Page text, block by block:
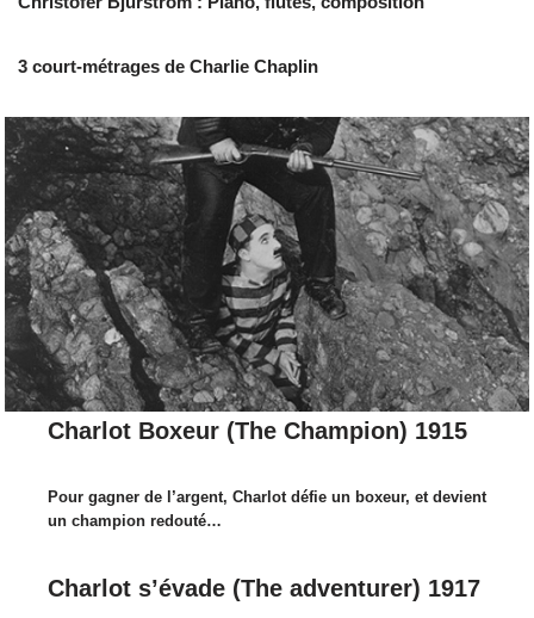
3 court-métrages de Charlie Chaplin
Charlot Boxeur (The Champion) 1915
Pour gagner de l’argent, Charlot défie un boxeur, et devient
un champion redouté…
Charlot s’évade (The adventurer) 1917